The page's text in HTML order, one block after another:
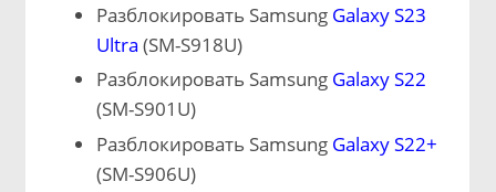
Разблокировать Samsung Galaxy S23
Ultra (SM-S918U)
Разблокировать Samsung Galaxy S22
(SM-S901U)
Разблокировать Samsung Galaxy S22+
(SM-S906U)